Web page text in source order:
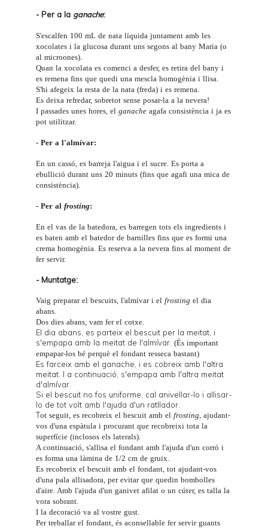
- Per a la ganache:
S'escalfen 100 mL de nata líquida juntament amb les
xocolates i la glucosa durant uns segons al bany Maria (o
al microones).
Quan la xocolata es comenci a desfer, es retira del bany i
es remena fins que quedi una mescla homogènia i llisa.
S'hi afegeix la resta de la nata (freda) i es remena.
Es deixa refredar, sobretot sense posar-la a la nevera!
I passades unes hores, el ganache agafa consistència i ja es
pot utilitzar.
- Per a l'almívar:
En un cassó, es barreja l'aigua i el sucre. Es porta a
ebullició durant uns 20 minuts (fins que agafi una mica de
consistència).
- Per al frosting:
En el vas de la batedora, es barregen tots els ingredients i
es baten amb el batedor de barnilles fins que es formi una
crema homogènia. Es reserva a la nevera fins al moment de
fer servir.
- Muntatge:
Vaig preparar el bescuits, l'almívar i el frosting el dia
abans.
Dos dies abans, vam fer el cotxe.
El dia abans, es parteix el bescuit per la meitat, i
s'empapa amb la meitat de l'almívar. (És important
empapar-los bé perquè el fondant resseca bastant)
Es farceix amb el ganache, i es cobreix amb l'altra
meitat. I a continuació, s'empapa amb l'altra meitat
d'almívar.
Si el bescuit no fos uniforme, cal anivellar-lo i allisar-
lo de tot volt amb l'ajuda d'un ratllador.
Tot seguit, es recobreix el bescuit amb el frosting, ajudant-
vos d'una espàtula i procurant que recobreixi tota la
superfície (inclosos els laterals).
A continuació, s'allisa el fondant amb l'ajuda d'un corró i
es forma una làmina de 1/2 cm de gruix.
Es recobreix el bescuit amb el fondant, tot ajudant-vos
d'una pala allisadora, per evitar que quedin bombolles
d'aire. Amb l'ajuda d'un ganivet afilat o un cúter, es talla la
vora sobrant.
I la decoració va al vostre gust.
Per treballar el fondant, és aconsellable fer servir guants